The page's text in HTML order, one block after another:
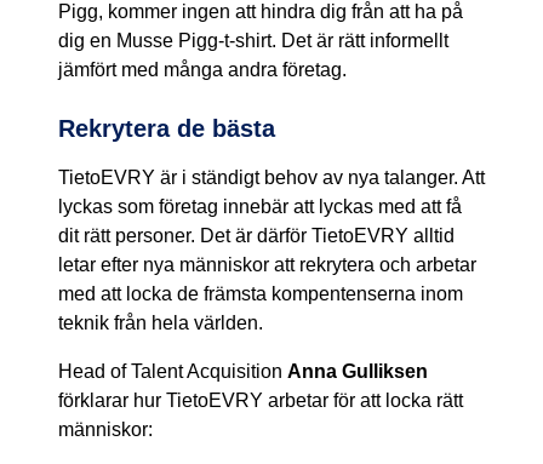
Pigg, kommer ingen att hindra dig från att ha på
dig en Musse Pigg-t-shirt. Det är rätt informellt
jämfört med många andra företag.
Rekrytera de bästa
TietoEVRY är i ständigt behov av nya talanger. Att
lyckas som företag innebär att lyckas med att få
dit rätt personer. Det är därför TietoEVRY alltid
letar efter nya människor att rekrytera och arbetar
med att locka de främsta kompentenserna inom
teknik från hela världen.
Head of Talent Acquisition Anna Gulliksen
förklarar hur TietoEVRY arbetar för att locka rätt
människor: